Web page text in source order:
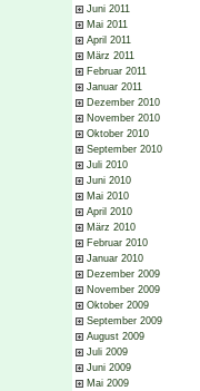
Juni 2011
Mai 2011
April 2011
März 2011
Februar 2011
Januar 2011
Dezember 2010
November 2010
Oktober 2010
September 2010
Juli 2010
Juni 2010
Mai 2010
April 2010
März 2010
Februar 2010
Januar 2010
Dezember 2009
November 2009
Oktober 2009
September 2009
August 2009
Juli 2009
Juni 2009
Mai 2009